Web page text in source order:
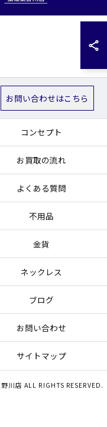
お問い合わせはこちら
コンセプト
お買取の流れ
よくある質問
不用品
金貨
ネックレス
ブログ
お問い合わせ
サイトマップ
川店 ALL RIGHTS RESERVED.